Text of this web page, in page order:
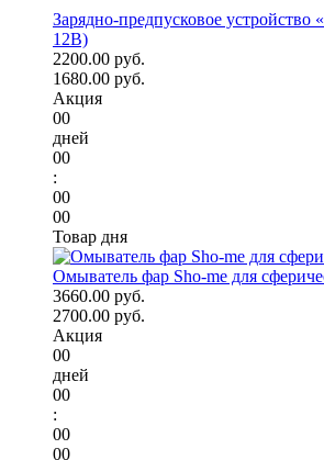
Зарядно-предпусковое устройство
12В)
2200.00 руб.
1680.00 руб.
Акция
00
дней
00
:
00
00
Товар дня
Омыватель фар Sho-me для
3660.00 руб.
2700.00 руб.
Акция
00
дней
00
:
00
00